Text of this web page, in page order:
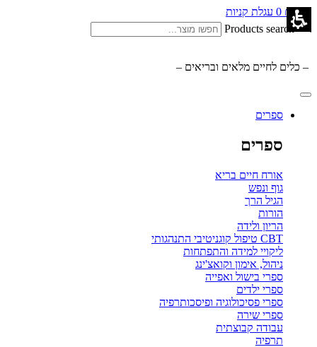
₪ 0.00
0 עגלת קניות
Products search
– כלים לחיים מלאים ובריאים –
ספרים
ספרים
אורח חיים בריא
גוף ונפש
הגיל הרך
הורות
הריון ולידה
CBT טיפול קוגניטיבי התנהגותי
ליקויי למידה והתפתחות
ניהול, אימון וקואצ'ינג
ספרי בישול ואפייה
ספרי ילדים
ספרי פסיכולוגיה ופיסכותרפיה
ספרי שירה
עבודה קבוצתית
תרפיה